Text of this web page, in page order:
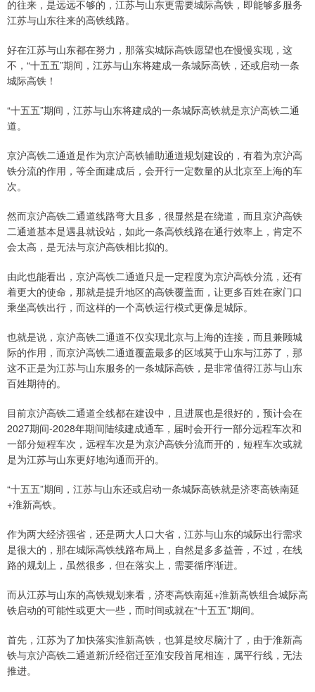
的往来，是远远不够的，江苏与山东更需要城际高铁，即能够多服务
江苏与山东往来的高铁线路。
好在江苏与山东都在努力，那落实城际高铁愿望也在慢慢实现，这
不，“十五五”期间，江苏与山东将建成一条城际高铁，还或启动一条
城际高铁！
“十五五”期间，江苏与山东将建成的一条城际高铁就是京沪高铁二通
道。
京沪高铁二通道是作为京沪高铁辅助通道规划建设的，有着为京沪高
铁分流的作用，等全面建成后，会开行一定数量的从北京至上海的车
次。
然而京沪高铁二通道线路弯大且多，很显然是在绕道，而且京沪高铁
二通道基本是遇县就设站，如此一条高铁线路在通行效率上，肯定不
会太高，是无法与京沪高铁相比拟的。
由此也能看出，京沪高铁二通道只是一定程度为京沪高铁分流，还有
着更大的使命，那就是提升地区的高铁覆盖面，让更多百姓在家门口
乘坐高铁出行，而这样的一个高铁运行模式更像是城际。
也就是说，京沪高铁二通道不仅实现北京与上海的连接，而且兼顾城
际的作用，而京沪高铁二通道覆盖最多的区域莫于山东与江苏了，那
这不正是为江苏与山东服务的一条城际高铁，是非常值得江苏与山东
百姓期待的。
目前京沪高铁二通道全线都在建设中，且进展也是很好的，预计会在
2027期间-2028年期间陆续建成通车，届时会开行一部分远程车次和
一部分短程车次，远程车次是为京沪高铁分流而开的，短程车次或就
是为江苏与山东更好地沟通而开的。
“十五五”期间，江苏与山东还或启动一条城际高铁就是济枣高铁南延
+淮新高铁。
作为两大经济强省，还是两大人口大省，江苏与山东的城际出行需求
是很大的，那在城际高铁线路布局上，自然是多多益善，不过，在线
路的规划上，虽然很多，但在落实上，需要循序渐进。
而从江苏与山东的高铁规划来看，济枣高铁南延+淮新高铁组合城际高
铁启动的可能性或更大一些，而时间或就在“十五五”期间。
首先，江苏为了加快落实淮新高铁，也算是绞尽脑汁了，由于淮新高
铁与京沪高铁二通道新沂经宿迁至淮安段首尾相连，属平行线，无法
推进。